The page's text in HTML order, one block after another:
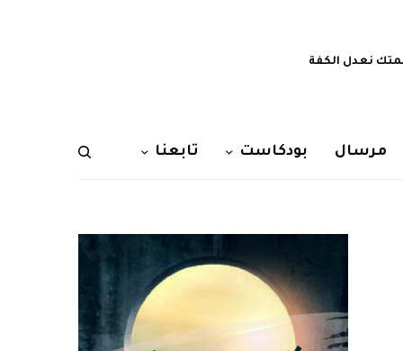
نعدل الكفة
مرسال بودكاست تابعنا